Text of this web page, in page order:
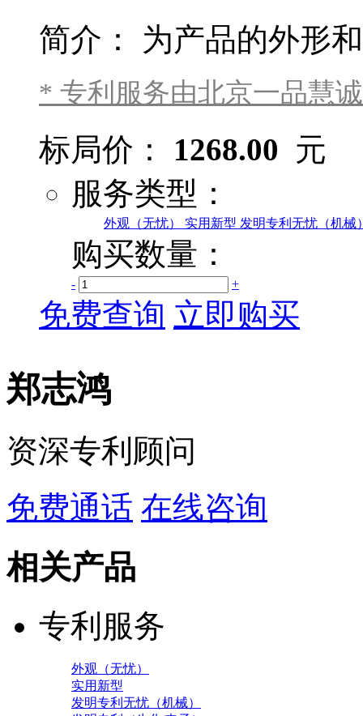
简介： 为产品的外形
* 专利服务由北京一品慧
标局价： 1268.00 元
服务类型：
外观（无忧） 实用新型 发明专利无忧（机械
购买数量：
- +
免费查询 立即购买
郑志鸿
资深专利顾问
免费通话 在线咨询
相关产品
专利服务
外观（无忧）
实用新型
发明专利无忧（机械）